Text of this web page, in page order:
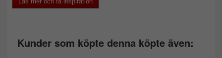
Kunder som köpte denna köpte även: